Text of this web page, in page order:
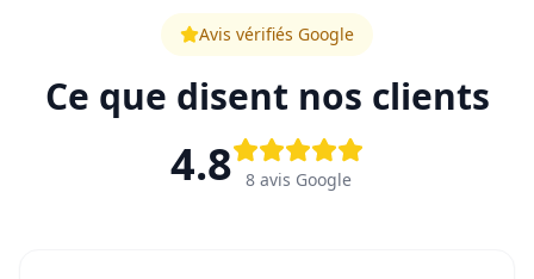
Avis vérifiés Google
Ce que disent nos clients
4.8 8avis Google